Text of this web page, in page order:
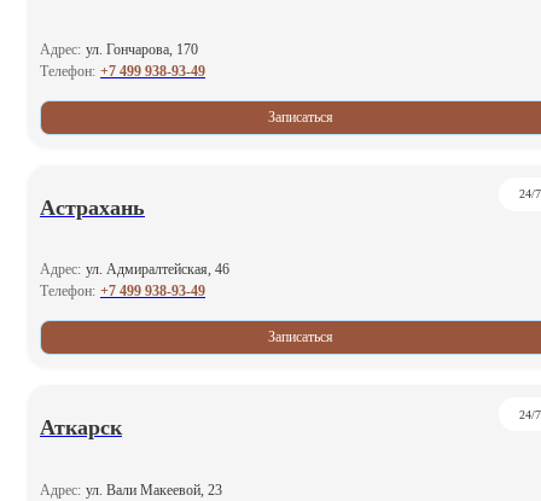
Адрес: ул. Гончарова, 170
Телефон: +7 499 938-93-49
Записаться
Астрахань
24/7
Адрес: ул. Адмиралтейская, 46
Телефон: +7 499 938-93-49
Записаться
Аткарск
24/7
Адрес: ул. Вали Макеевой, 23